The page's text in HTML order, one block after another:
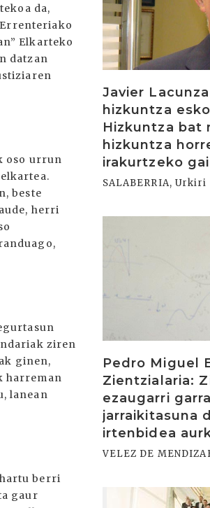
da,
Elkarteko
datzan
oso urrun
beste
herri
ziren
ginen,
harreman
lanean
berri
gaur
Javier
hizkuntza
Hizkuntza bat
hizkuntza
irakurtzeko
SALABERRIA, Urkiri
Pedro Miguel
Zientzialaria:
ezaugarri
jarraikitasuna
irtenbidea
VELEZ DE
Irakurri